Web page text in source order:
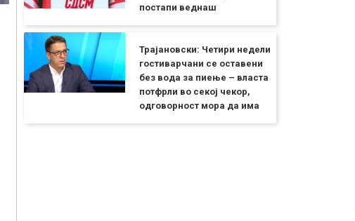
постапи веднаш
Трајановски: Четири недели
гостиварчани се оставени
без вода за пиење – власта
потфрли во секој чекор,
одговорност мора да има